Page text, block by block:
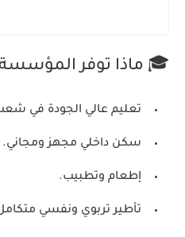
🎓 ماذا توفر المؤسسة
تعليم عالي الجودة في
سكن داخلي مجهز ومجاني.
إطعام وتطبيب.
تأطير تربوي ونفسي